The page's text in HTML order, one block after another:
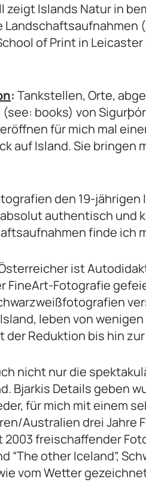
zeigt Islands Natur in
Landschaftsaufnahmen
of Print in
: Tankstellen, Orte,
books) von
für mich mal
auf Island. Sie bringen
den 19-
authentisch und
finde ich
ist
FineArt-Fotografie
leben von
der Reduktion bis hin
nicht nur die
Bjarkis Details geben
für mich mit einem
Australien drei Jahre
freischaffender
“The other Iceland”,
vom Wetter